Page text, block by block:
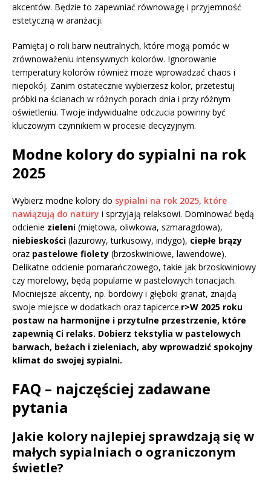
akcentów. Będzie to zapewniać równowagę i przyjemność
estetyczną w aranżacji.
Pamiętaj o roli barw neutralnych, które mogą pomóc w
zrównoważeniu intensywnych kolorów. Ignorowanie
temperatury kolorów również może wprowadzać chaos i
niepokój. Zanim ostatecznie wybierzesz kolor, przetestuj
próbki na ścianach w różnych porach dnia i przy różnym
oświetleniu. Twoje indywidualne odczucia powinny być
kluczowym czynnikiem w procesie decyzyjnym.
Modne kolory do sypialni na rok
2025
Wybierz modne kolory do sypialni na rok 2025, które
nawiązują do natury i sprzyjają relaksowi. Dominować będą
odcienie zieleni (miętowa, oliwkowa, szmaragdowa),
niebieskości (lazurowy, turkusowy, indygo), ciepłe brązy
oraz pastelowe fiolety (brzoskwiniowe, lawendowe).
Delikatne odcienie pomarańczowego, takie jak brzoskwiniowy
czy morelowy, będą popularne w pastelowych tonacjach.
Mocniejsze akcenty, np. bordowy i głęboki granat, znajdą
swoje miejsce w dodatkach oraz tapicerce.r>W 2025 roku
postaw na harmonijne i przytulne przestrzenie, które
zapewnią Ci relaks. Dobierz tekstylia w pastelowych
barwach, beżach i zieleniach, aby wprowadzić spokojny
klimat do swojej sypialni.
FAQ – najczęściej zadawane
pytania
Jakie kolory najlepiej sprawdzają się w
małych sypialniach o ograniczonym
świetle?